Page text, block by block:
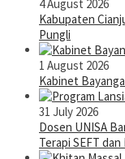
4 August 2026
Kabupaten
Pungli
1 August 2026
Kabinet
31 July 2026
Dosen UNISA
Terapi SEFT